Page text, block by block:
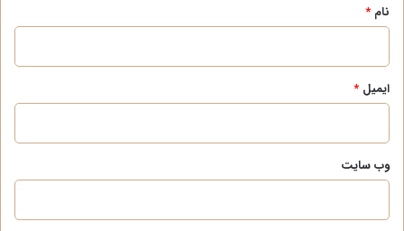
نام *
ایمیل *
وب‌ سایت